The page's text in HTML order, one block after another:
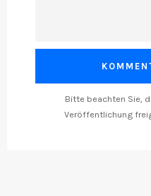
Bitte beachten Sie,
Veröffentlichung